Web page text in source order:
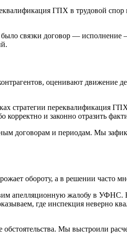
ГПХ в трудовой
связки договор — исполнение
оценивают движение
стратегии переквалификация
и законно отразить
договорам и периодам. Мы
обороту, а в решении часто
апелляционную жалобу в
где инспекция неверно
Мы выстроили